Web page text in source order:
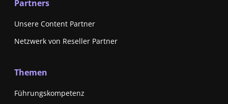
Partners
Unsere Content Partner
Netzwerk von Reseller Partner
Themen
Führungskompetenz